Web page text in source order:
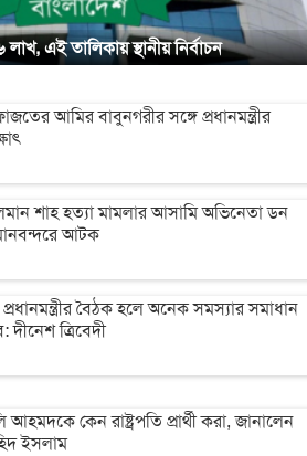
এই তালিকায় স্থানীয় নির্বাচন
আমির বাবুনগরীর সঙ্গে প্রধানমন্ত্রীর
শাহ হত্যা মামলার আসামি অভিনেতা ডন
আটক
বৈঠক হলে অনেক সমস্যার সমাধান
দীনেশ ত্রিবেদী
আহমদকে কেন রাষ্ট্রপতি প্রার্থী করা, জানালেন
ইসলাম